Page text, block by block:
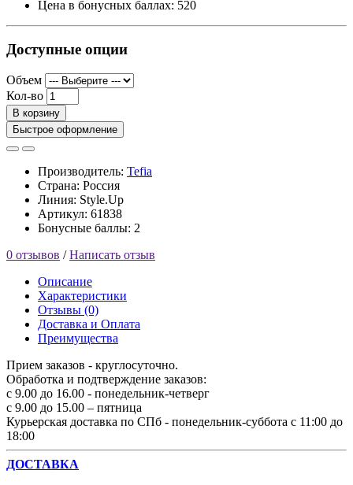
Цена в бонусных баллах: 520
Доступные опции
Объем
Кол-во
В корзину
Быстрое оформление
Производитель: Tefia
Страна: Россия
Линия: Style.Up
Артикул: 61838
Бонусные баллы: 2
0 отзывов /Написать отзыв
Описание
Характеристики
Отзывы (0)
Доставка и Оплата
Преимущества
Прием заказов - круглосуточно.
Обработка и подтверждение заказов:
с 9.00 до 16.00 - понедельник-четверг
с 9.00 до 15.00 – пятница
Курьерская доставка по СПб - понедельник-суббота с 11:00 до
18:00
ДОСТАВКА